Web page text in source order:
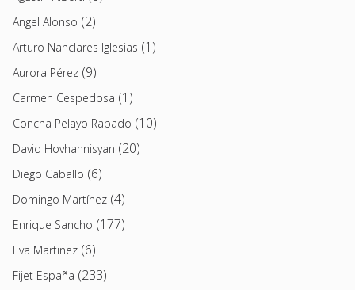
Angel Alonso (2)
Arturo Nanclares Iglesias (1)
Aurora Pérez (9)
Carmen Cespedosa (1)
Concha Pelayo Rapado (10)
David Hovhannisyan (20)
Diego Caballo (6)
Domingo Martínez (4)
Enrique Sancho (177)
Eva Martinez (6)
Fijet España (233)